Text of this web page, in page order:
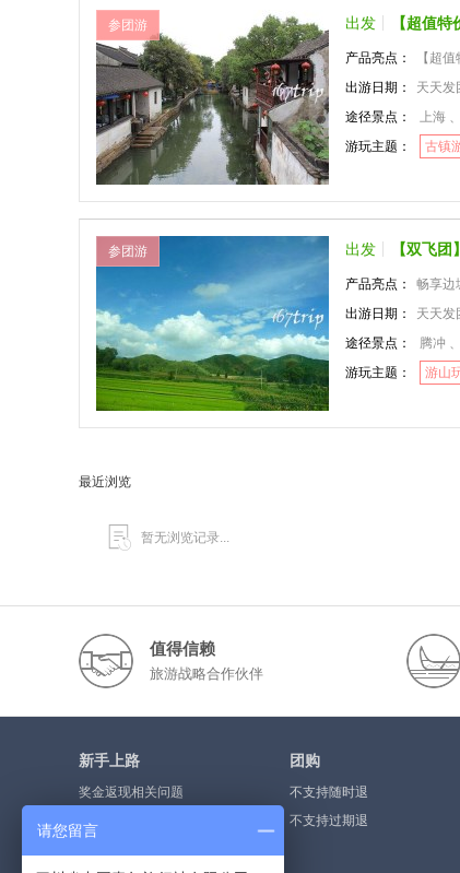
参团游 出发 【超值
产品亮点：
【超
出游日期：
天天发
途径景点：
上海 、
游玩主题：
古镇
参团游 出发 【双飞
产品亮点：
畅享边
出游日期：
天天发
途径景点：
腾冲
游玩主题：
游山
最近浏览
暂无浏览记录...
值得信赖
旅游战略合作伙伴
新手上路
奖金返现相关问题
奖金提现流程
团购
不支持随时退
不支持过期退
请您留言